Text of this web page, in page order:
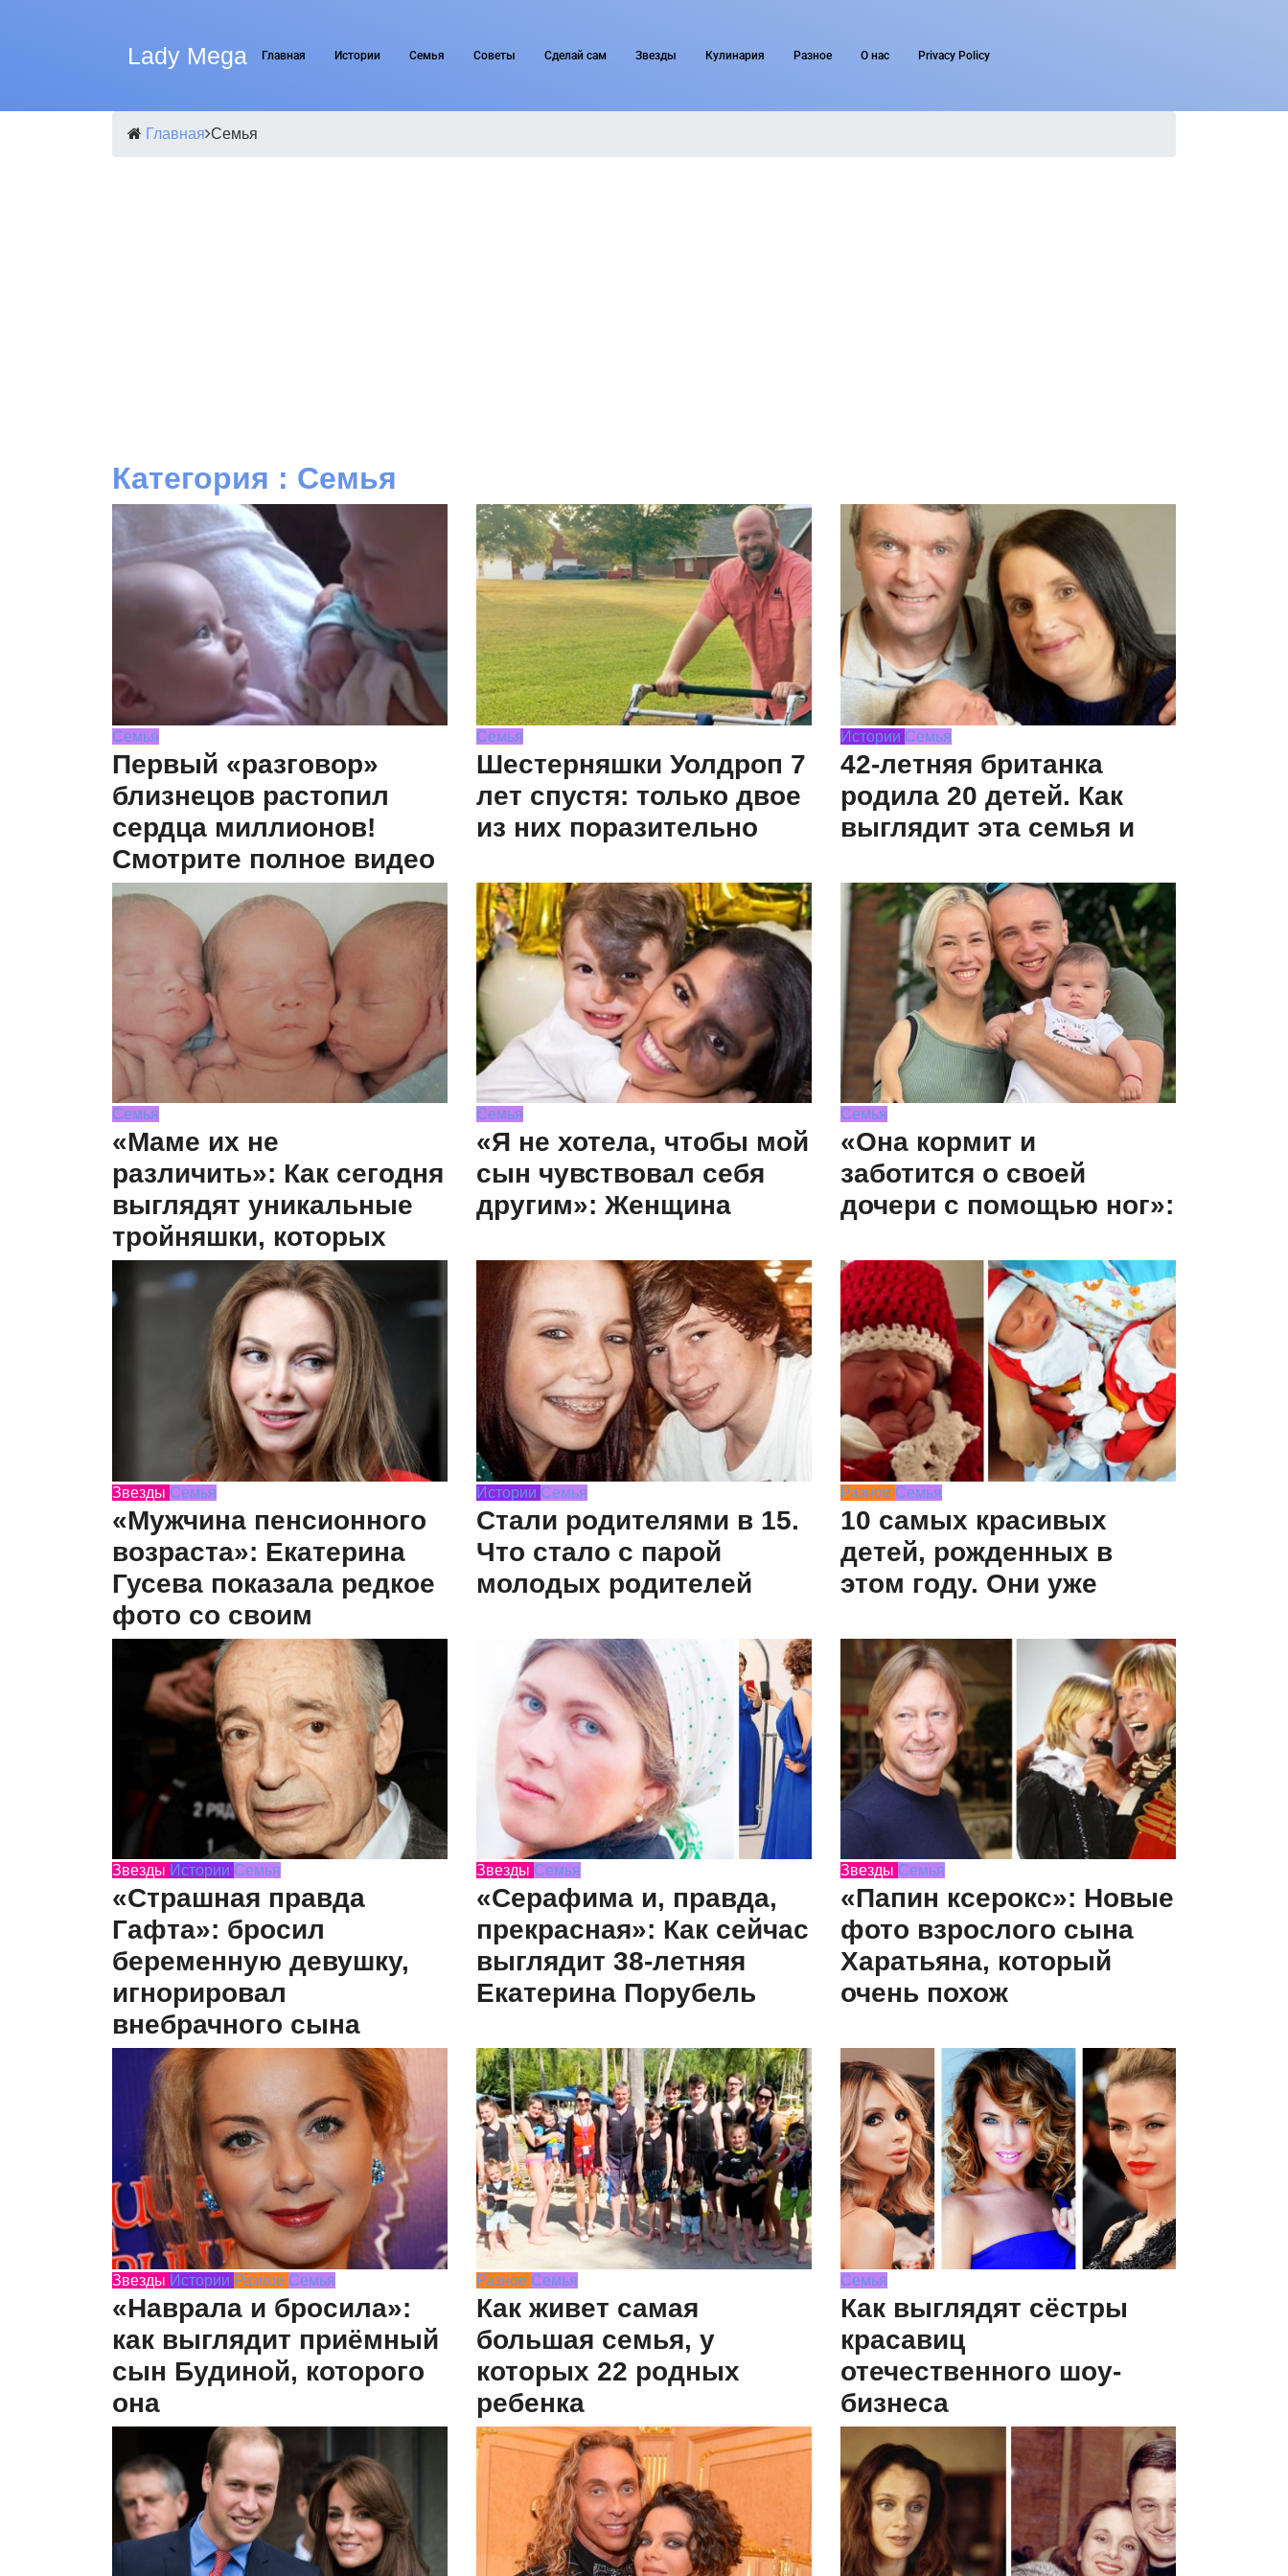
Lady Mega Главная Истории Семья Советы Сделай сам Звезды Кулинария Разное О нас Privacy Policy
Главная Семья
Категория : Семья
Семья
Первый «разговор»
близнецов растопил
сердца миллионов!
Смотрите полное видео
Семья
Шестерняшки Уолдроп 7
лет спустя: только двое
из них поразительно
Истории Семья
42-летняя британка
родила 20 детей. Как
выглядит эта семья и
Семья
«Маме их не
различить»: Как сегодня
выглядят уникальные
тройняшки, которых
Семья
«Я не хотела, чтобы мой
сын чувствовал себя
другим»: Женщина
Семья
«Она кормит и
заботится о своей
дочери с помощью ног»:
Звезды Семья
«Мужчина пенсионного
возраста»: Екатерина
Гусева показала редкое
фото со своим
Истории Семья
Стали родителями в 15.
Что стало с парой
молодых родителей
Разное Семья
10 самых красивых
детей, рожденных в
этом году. Они уже
Звезды Истории Семья
«Страшная правда
Гафта»: бросил
беременную девушку,
игнорировал
внебрачного сына
Звезды Семья
«Серафима и, правда,
прекрасная»: Как сейчас
выглядит 38-летняя
Екатерина Порубель
Звезды Семья
«Папин ксерокс»: Новые
фото взрослого сына
Харатьяна, который
очень похож
Звезды Истории Разное Семья
«Наврала и бросила»:
как выглядит приёмный
сын Будиной, которого
она
Разное Семья
Как живет самая
большая семья, у
которых 22 родных
ребенка
Семья
Как выглядят сёстры
красавиц
отечественного шоу-
бизнеса